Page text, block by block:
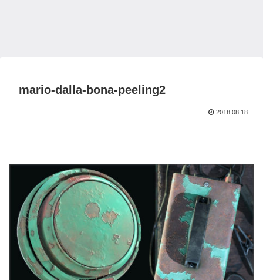
mario-dalla-bona-peeling2
2018.08.18